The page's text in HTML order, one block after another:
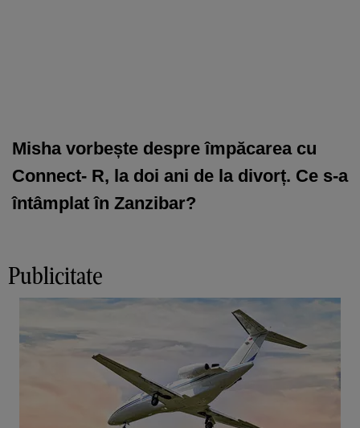
Misha vorbește despre împăcarea cu
Connect- R, la doi ani de la divorț. Ce s-a
întâmplat în Zanzibar?
Publicitate